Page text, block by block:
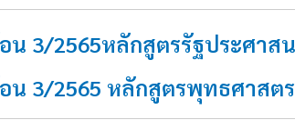
น 3/2565หลักสูตรรัฐประศา
น 3/2565 หลักสูตรพุทธศาส